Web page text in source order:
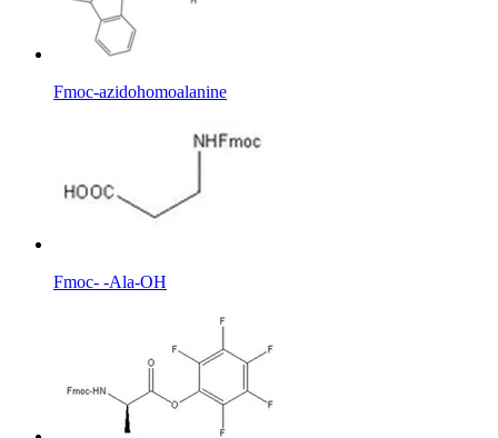
Fmoc-azidohomoalanine
Fmoc- -Ala-OH